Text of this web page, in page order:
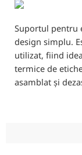
Suportul pentru
design simplu.
utilizat, fiind
termice de
asamblat și